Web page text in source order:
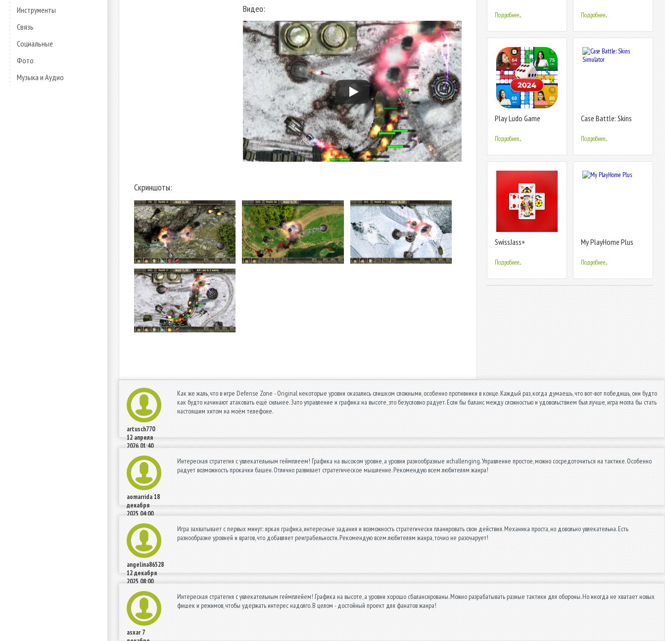
Инструменты
Связь
Социальные
Фото
Музыка и Аудио
Видео:
Скриншоты:
Подробнее... Подробнее...
Play Ludo Game
Подробнее...
Case Battle: Skins
Подробнее...
SwissJass+
Подробнее...
My PlayHome Plus
Подробнее...
artusch770
12 апреля
2026 01:40
Как же жаль, что в игре Defense Zone - Original некоторые уровни оказались слишком сложными, особенно противники в конце. Каждый раз, когда думаешь, что вот-вот победишь, они будто
как будто начинают атаковать ещё сильнее. Зато управление и графика на высоте, это безусловно радует. Если бы баланс между сложностью и удовольствием был лучше, игра могла бы стать
настоящим хитом на моём телефоне.
aomarrida18
декабря
2025 04:00
Интересная стратегия с увлекательным геймплеем! Графика на высоком уровне, а уровни разнообразные иchallenging. Управление простое, можно сосредоточиться на тактике. Особенно
радует возможность прокачки башен. Отлично развивает стратегическое мышление. Рекомендую всем любителям жанра!
angelina86528
12 декабря
2025 08:00
Игра захватывает с первых минут: яркая графика, интересные задания и возможность стратегически планировать свои действия. Механика проста, но довольно увлекательна. Есть
разнообразие уровней и врагов, что добавляет реиграбельности. Рекомендую всем любителям жанра, точно не разочарует!
asxar 7
Интересная стратегия с увлекательным геймплейем! Графика на высоте, а уровни хорошо сбалансированы. Можно разрабатывать разные тактики для обороны. Но иногда не хватает новых
фишек и режимов, чтобы удержать интерес надолго. В целом - достойный проект для фанатов жанра!